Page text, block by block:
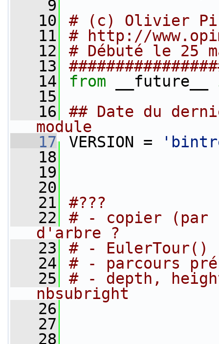
    9
   10
# (c) Olivier
   11
# http://
   12
# Débuté le 25
   13
   14
from __future__
   15
   16
## Date du
module
   17
VERSION =
   18
   19
   20
   21
#???
   22
# - copier (par
d'arbre ?
   23
# - EulerTour()
   24
# - parcours
   25
# - depth,
nbsubright
   26
   27
   28